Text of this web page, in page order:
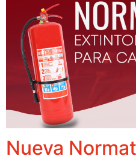
Nueva